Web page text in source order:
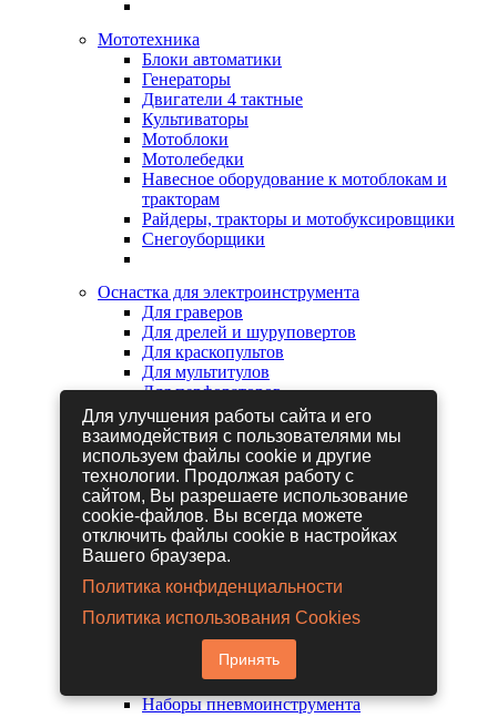
Мототехника
Блоки автоматики
Генераторы
Двигатели 4 тактные
Культиваторы
Мотоблоки
Мотолебедки
Навесное оборудование к мотоблокам и
тракторам
Райдеры, тракторы и мотобуксировщики
Снегоуборщики
Оснастка для электроинструмента
Для граверов
Для дрелей и шуруповертов
Для краскопультов
Для мультитулов
Для перфораторов
Для сабельных пил
Для строительных фенов
Для фрезеров
Для шлифовальных машин
Для электрических лобзиков
Для электрических ножниц
Для электрических пил
Для электрических рубанков
Гайковерты пневматические
Дрели пневматические
Другие пневмоинструменты
Заклепочники пневматические
Наборы пневмоинструмента
Для улучшения работы сайта и его
взаимодействия с пользователями мы
используем файлы cookie и другие
технологии. Продолжая работу с
сайтом, Вы разрешаете использование
cookie-файлов. Вы всегда можете
отключить файлы cookie в настройках
Вашего браузера.
Политика конфиденциальности
Политика использования Cookies
Принять